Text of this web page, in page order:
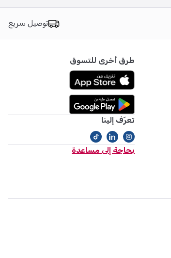
توصيل سريع
طرق أخرى للتسوق
تعرّف إلينا
بحاجة إلى مساعدة